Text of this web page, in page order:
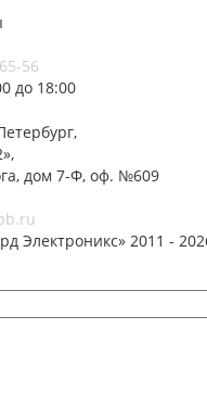
56
до 18:00
дом 7-Ф, оф. №609
Электроникс» 2011 -